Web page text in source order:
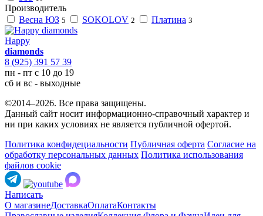
Производитель
Весна ЮЗ 5 SOKOLOV 2 Платина 3
Happy
diamonds
8 (925) 391 57 39
пн - пт с 10 до 19
сб и вс - выходные
©2014–2026. Все права защищены.
Данный сайт носит информационно-справочный характер и
ни при каких условиях не является публичной офертой.
Политика конфидециальности Публичная оферта Согласие на
обработку персональных данных Политика использования
файлов cookie
Написать
О магазинеДоставкаОплатаКонтакты